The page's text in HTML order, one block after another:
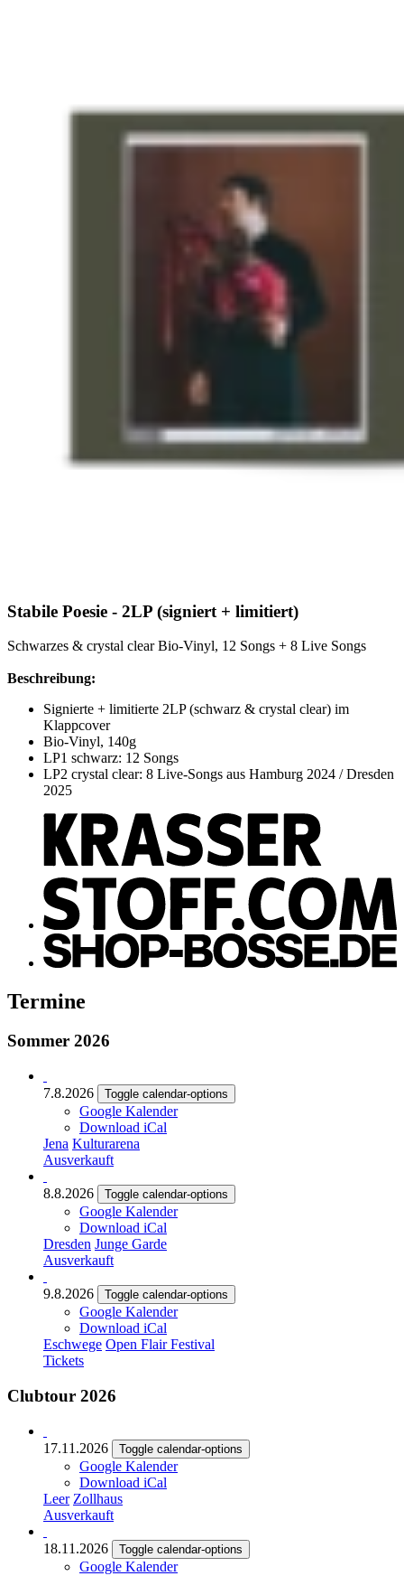
Stabile Poesie - 2LP (signiert + limitiert)
Schwarzes & crystal clear Bio-Vinyl, 12 Songs + 8 Live Songs
Beschreibung:
Signierte + limitierte 2LP (schwarz & crystal clear) im
Klappcover
Bio-Vinyl, 140g
LP1 schwarz: 12 Songs
LP2 crystal clear: 8 Live-Songs aus Hamburg 2024 / Dresden
2025
Termine
Sommer 2026
7.8.2026 Toggle calendar-options
Google Kalender
Download iCal
Jena Kulturarena
Ausverkauft
8.8.2026 Toggle calendar-options
Google Kalender
Download iCal
Dresden Junge Garde
Ausverkauft
9.8.2026 Toggle calendar-options
Google Kalender
Download iCal
Eschwege Open Flair Festival
Tickets
Clubtour 2026
17.11.2026 Toggle calendar-options
Google Kalender
Download iCal
Leer Zollhaus
Ausverkauft
18.11.2026 Toggle calendar-options
Google Kalender